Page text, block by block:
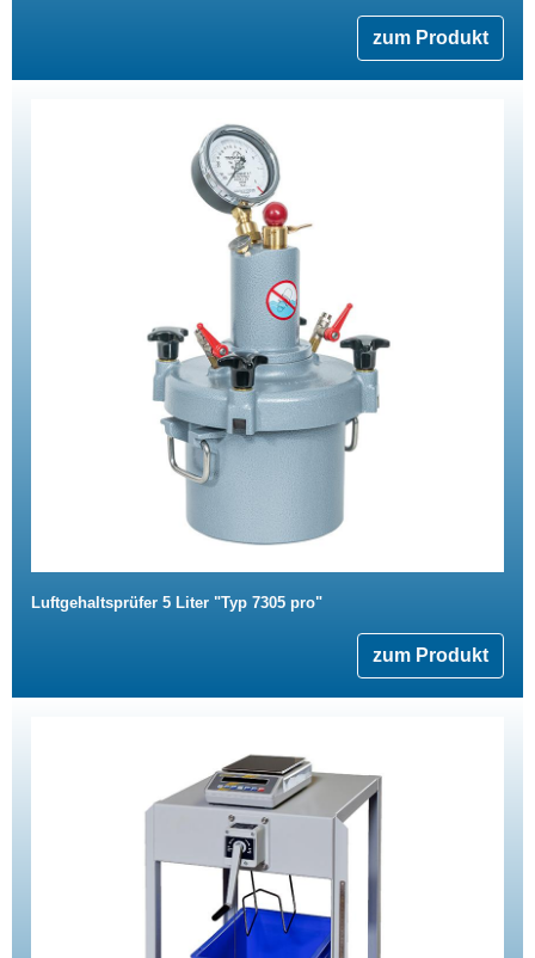
zum Produkt
Luftgehaltsprüfer 5 Liter "Typ 7305 pro"
zum Produkt